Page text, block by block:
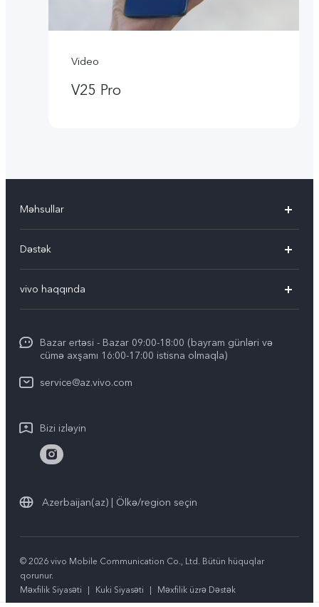
Video
V25 Pro
Məhsullar
V30e 5G
V29 5G
Y100 4G
Y27s
Bütün modellər
Dəstək
Xidmət mərkəzləri
IMEI autentifikasiyası
Sistemin yenilənməsi
vivo haqqında
Ümumi məlumat
Hüquqi məlumat
Stabillik
vivo məxfilik mərkəzi
Bazar ertəsi - Bazar 09:00-18:00 (bayram günləri və
cümə axşamı 16:00-17:00 istisna olmaqla)
service@az.vivo.com
Bizi izləyin
Azerbaijan(az) | Ölkə/region seçin
© 2026 vivo Mobile Communication Co., Ltd. Bütün hüquqlar
qorunur.
Məxfilik Siyasəti
| Kuki Siyasəti | Məxfilik üzrə Dəstək